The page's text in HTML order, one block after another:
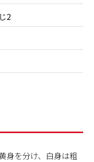
2
身を分け、白身は粗